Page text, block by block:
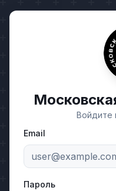
Войдите
Email
Пароль